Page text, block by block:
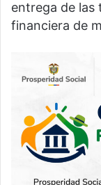
entrega de las
financiera de